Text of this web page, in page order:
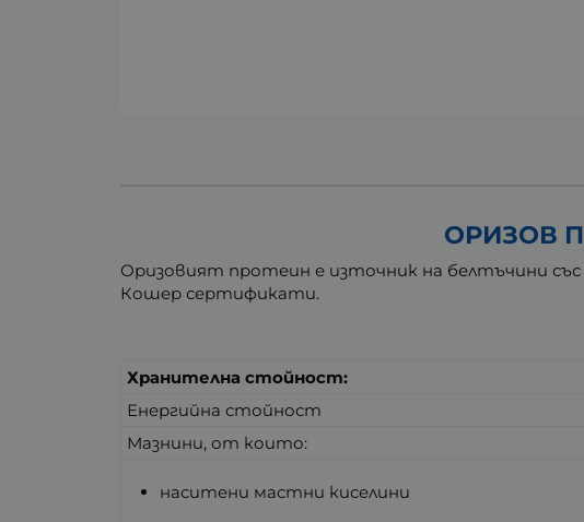
ОРИЗОВ
Оризовият протеин е източник на белтъчини
Кошер сертификати.
Хранителна стойност:
Енергийна стойност
Мазнини, от които:
наситени мастни киселини